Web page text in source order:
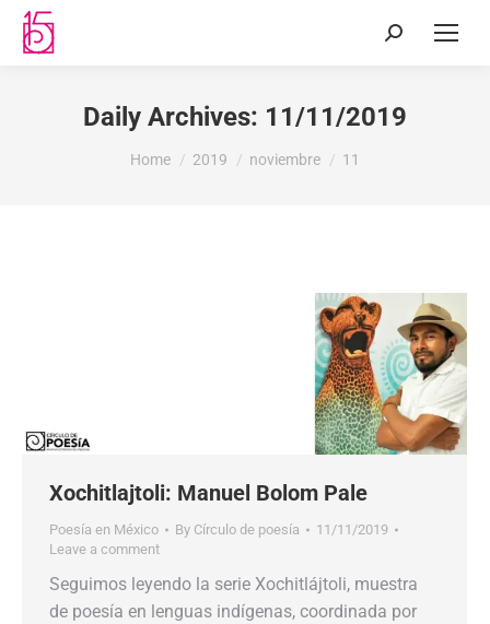
Daily Archives: 11/11/2019
You are here:
Home 2019 noviembre 11
Xochitlajtoli: Manuel Bolom Pale
Poesía en México By Círculo de poesía
11/11/2019
Leave a comment
Seguimos leyendo la serie Xochitlájtoli, muestra
de poesía en lenguas indígenas, coordinada por